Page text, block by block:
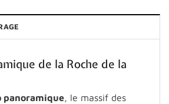
de la Roche de la
panoramique, le massif des